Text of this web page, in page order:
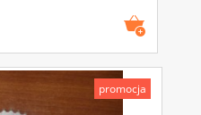
promocja